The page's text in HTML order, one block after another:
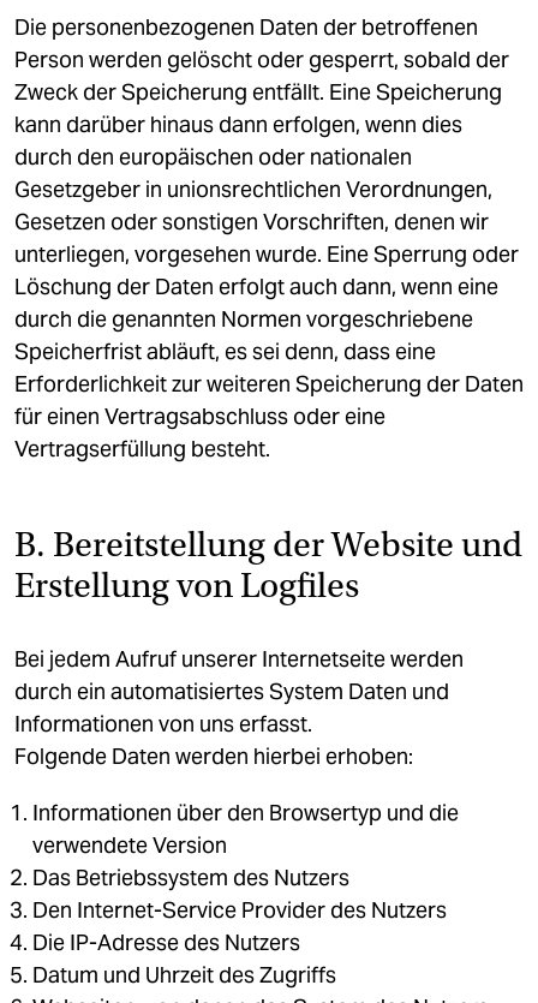
Die personenbezogenen Daten der betroffenen
Person werden gelöscht oder gesperrt, sobald der
Zweck der Speicherung entfällt. Eine Speicherung
kann darüber hinaus dann erfolgen, wenn dies
durch den europäischen oder nationalen
Gesetzgeber in unionsrechtlichen Verordnungen,
Gesetzen oder sonstigen Vorschriften, denen wir
unterliegen, vorgesehen wurde. Eine Sperrung oder
Löschung der Daten erfolgt auch dann, wenn eine
durch die genannten Normen vorgeschriebene
Speicherfrist abläuft, es sei denn, dass eine
Erforderlichkeit zur weiteren Speicherung der Daten
für einen Vertragsabschluss oder eine
Vertragserfüllung besteht.
B. Bereitstellung der Website und
Erstellung von Logfiles
Bei jedem Aufruf unserer Internetseite werden
durch ein automatisiertes System Daten und
Informationen von uns erfasst.
Folgende Daten werden hierbei erhoben:
Informationen über den Browsertyp und die
verwendete Version
Das Betriebssystem des Nutzers
Den Internet-Service Provider des Nutzers
Die IP-Adresse des Nutzers
Datum und Uhrzeit des Zugriffs